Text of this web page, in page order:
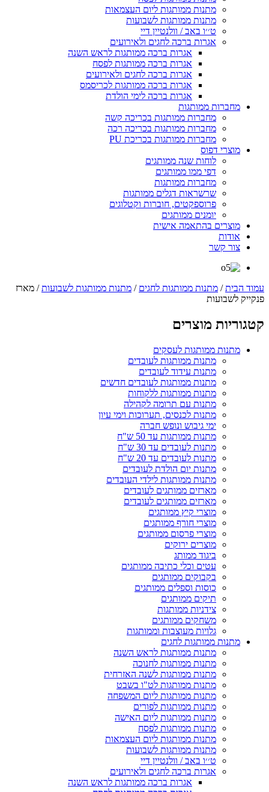
מתנות ממותגות ליום העצמאות
מתנות ממותגות לשבועות
ט׳׳ו באב / וולנטיין דיי
אגרות ברכה לחגים ולאירועים
אגרות ברכה ממותגות לראש השנה
אגרות ברכה ממותגות לפסח
אגרות ברכה לחגים ולאירועים
אגרות ברכה ממותגות לכריסמס
אגרות ברכה לימי הולדת
מחברות ממותגות
מחברות ממותגות בכריכה קשה
מחברות ממותגות בכריכה רכה
מחברות ממותגות בכריכת PU
מוצרי דפוס
לוחות שנה ממותגים
דפי ממו ממותגים
מחברות ממותגות
שרשראות דגלים ממותגות
פרוספקטים, חוברות וקטלוגים
יומנים ממותגים
מוצרים בהתאמה אישית
אודות
צור קשר
עמוד הבית/ מתנות ממותגות לחגים / מתנות ממותגות לשבועות/ מארז
פנקייק לשבועות
קטגוריות מוצרים
מתנות ממותגות לעסקים
מתנות ממותגות לעובדים
מתנות עידוד לעובדים
מתנות ממותגות לעובדים חדשים
מתנות ממותגות ללקוחות
מתנות עם תרומה לקהילה
מתנות לכנסים, תערוכות וימי עיון
ימי גיבוש ונופש חברה
מתנות ממותגות עד 50 ש"ח
מתנות לעובדים עד 30 ש"ח
מתנות לעובדים עד 20 ש"ח
מתנות יום הולדת לעובדים
מתנות ממותגות לילדי העובדים
מארזים ממותגים לעובדים
מארזים ממותגים לעובדים
מוצרי קיץ ממותגים
מוצרי חורף ממותגים
מוצרי פרסום ממותגים
מוצרים ירוקים
ביגוד ממותג
עטים וכלי כתיבה ממותגים
בקבוקים ממותגים
כוסות וספלים ממותגים
תיקים ממותגים
צידניות ממותגות
משחקים ממותגים
גלויות מעוצבות וממותגות
מתנות ממותגות לחגים
מתנות ממותגות לראש השנה
מתנות ממותגות לחנוכה
מתנות ממותגות לשנה האזרחית
מתנות ממותגות לט"ו בשבט
מתנות ממותגות ליום המשפחה
מתנות ממותגות לפורים
מתנות ממותגות ליום האישה
מתנות ממותגות לפסח
מתנות ממותגות ליום העצמאות
מתנות ממותגות לשבועות
ט׳׳ו באב / וולנטיין דיי
אגרות ברכה לחגים ולאירועים
אגרות ברכה ממותגות לראש השנה